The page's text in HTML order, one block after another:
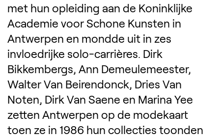
Zoek
met hun opleiding aan de Koninklijke
Academie voor Schone Kunsten in
Antwerpen en mondde uit in zes
invloedrijke solo-carrières. Dirk
Bikkembergs, Ann Demeulemeester,
Walter Van Beirendonck, Dries Van
Noten, Dirk Van Saene en Marina Yee
zetten Antwerpen op de modekaart
toen ze in 1986 hun collecties toonden